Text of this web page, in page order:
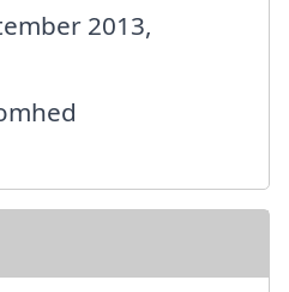
2013,